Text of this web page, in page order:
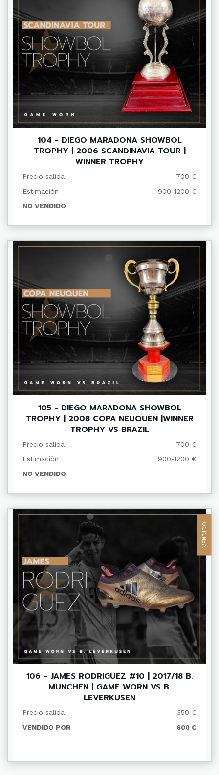
104 - DIEGO MARADONA SHOWBOL
TROPHY | 2006 SCANDINAVIA TOUR |
WINNER TROPHY
Precio salida
700 €
Estimación
900-1200 €
NO VENDIDO
105 - DIEGO MARADONA SHOWBOL
TROPHY | 2008 COPA NEUQUEN |WINNER
TROPHY VS BRAZIL
Precio salida
700 €
Estimación
900-1200 €
NO VENDIDO
VENDIDO
106 - JAMES RODRIGUEZ #10 | 2017/18 B.
MUNCHEN | GAME WORN VS B.
LEVERKUSEN
Precio salida
350 €
VENDIDO POR
600 €